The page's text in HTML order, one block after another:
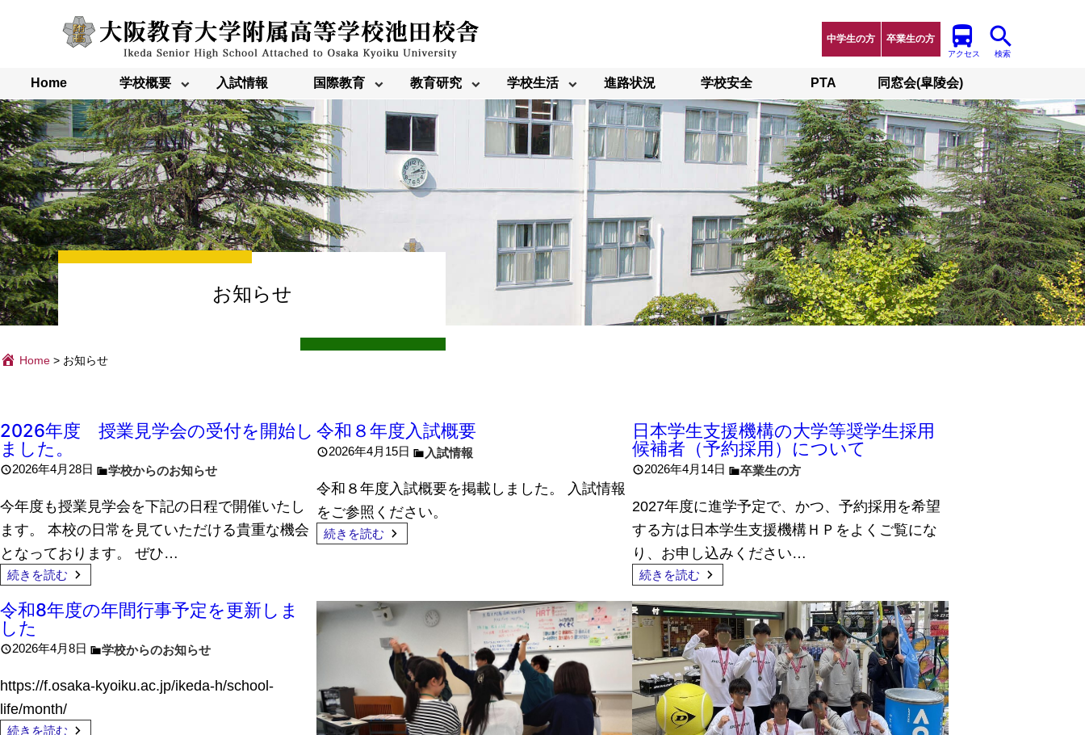
中学生の方 卒業生の方
アクセス 検索
Home 学校概要 入試情報 国際教育 教育研究 学校生活 進路状況 学校安全 PTA 同窓会(皐陵会)
お知らせ
Home > お知らせ
2026年度 授業見学会の受付を開始し
ました。
2026年4月28日 学校からのお知らせ
今年度も授業見学会を下記の日程で開催いたし
ます。 本校の日常を見ていただける貴重な機会
となっております。 ぜひ…
続きを読む
令和８年度入試概要
2026年4月15日 入試情報
令和８年度入試概要を掲載しました。 入試情報
をご参照ください。
続きを読む
日本学生支援機構の大学等奨学生採用
候補者（予約採用）について
2026年4月14日 卒業生の方
2027年度に進学予定で、かつ、予約採用を希望
する方は日本学生支援機構ＨＰをよくご覧にな
り、お申し込みください…
続きを読む
令和8年度の年間行事予定を更新しま
した
2026年4月8日 学校からのお知らせ
https://f.osaka-kyoiku.ac.jp/ikeda-h/school-
life/month/
続きを読む